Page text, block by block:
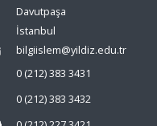
Davutpaşa
İstanbul
bilgiislem@yildiz.edu.tr
0 (212) 383 3431
0 (212) 383 3432